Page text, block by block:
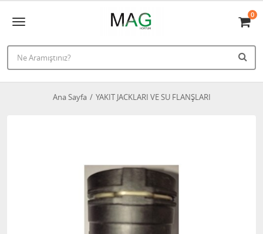
0
Ana Sayfa YAKIT JACKLARI VE SU FLANŞLARI